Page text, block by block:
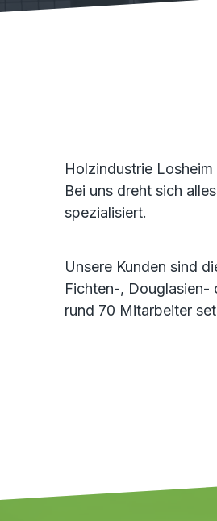
Holzindustrie
Bei uns dreht sich
spezialisiert.
Unsere Kunden sind
Fichten-, Douglasien-
rund 70 Mitarbeiter